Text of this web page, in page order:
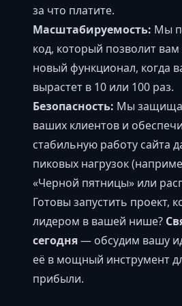
за что платите.
Масштабируемость: Мы
код, который позволит вам
новый функционал, когда
вырастет в 10 или 100 раз.
Безопасность: Мы
ваших клиентов и
стабильную работу сайта
пиковых нагрузок
«Черной пятницы» или
Готовы запустить проект,
лидером в вашей нише?
сегодня— обсудим вашу
её в мощный инструмент
прибыли.